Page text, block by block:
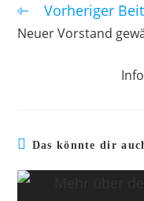
Vorheriger
Neuer Vorstand
Das könnte dir